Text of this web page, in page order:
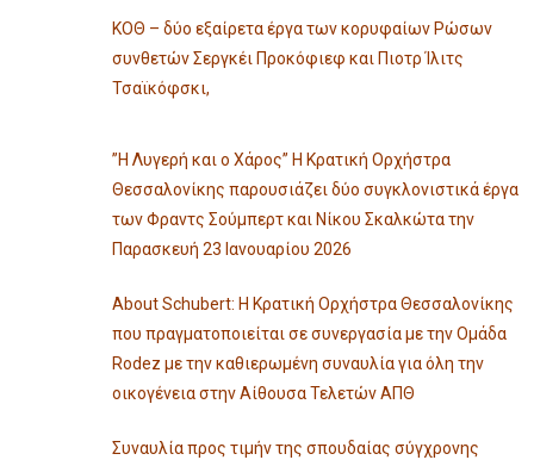
ΚΟΘ – δύο εξαίρετα έργα των κορυφαίων Ρώσων
συνθετών Σεργκέι Προκόφιεφ και Πιοτρ Ίλιτς
Τσαϊκόφσκι,
”Η Λυγερή και ο Χάρος” Η Κρατική Ορχήστρα
Θεσσαλονίκης παρουσιάζει δύο συγκλονιστικά έργα
των Φραντς Σούμπερτ και Νίκου Σκαλκώτα την
Παρασκευή 23 Ιανουαρίου 2026
About Schubert: Η Κρατική Ορχήστρα Θεσσαλονίκης
που πραγματοποιείται σε συνεργασία με την Ομάδα
Rodez με την καθιερωμένη συναυλία για όλη την
οικογένεια στην Αίθουσα Τελετών ΑΠΘ
Συναυλία προς τιμήν της σπουδαίας σύγχρονης